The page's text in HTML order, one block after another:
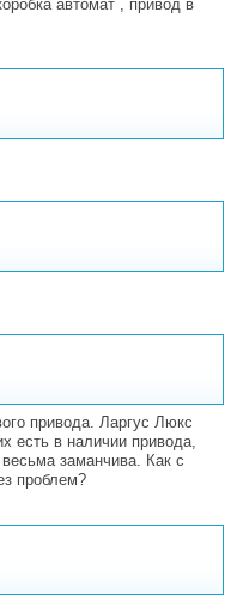
автомат , привод в
привода. Ларгус Люкс
есть в наличии привода,
заманчива. Как с
проблем?